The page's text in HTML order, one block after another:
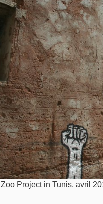
Zoo Project in Tunis, avril